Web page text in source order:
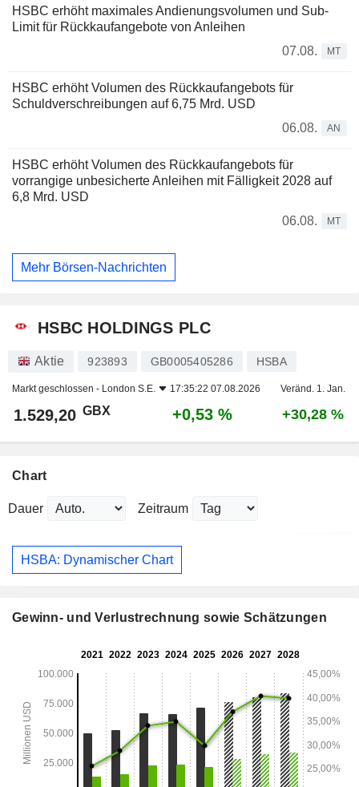
HSBC erhöht maximales Andienungsvolumen und Sub-
Limit für Rückkaufangebote von Anleihen
07.08.
MT
HSBC erhöht Volumen des Rückkaufangebots für
Schuldverschreibungen auf 6,75 Mrd. USD
06.08.
AN
HSBC erhöht Volumen des Rückkaufangebots für
vorrangige unbesicherte Anleihen mit Fälligkeit 2028 auf
6,8 Mrd. USD
06.08.
MT
Mehr Börsen-Nachrichten
HSBC HOLDINGS PLC
Aktie 923893 GB0005405286 HSBA
Markt geschlossen - London S.E. 17:35:22 07.08.2026 Veränd. 1. Jan.
1.529,20 GBX +0,53 % +30,28 %
Chart
Dauer Zeitraum
HSBA: Dynamischer Chart
Gewinn- und Verlustrechnung sowie Schätzungen